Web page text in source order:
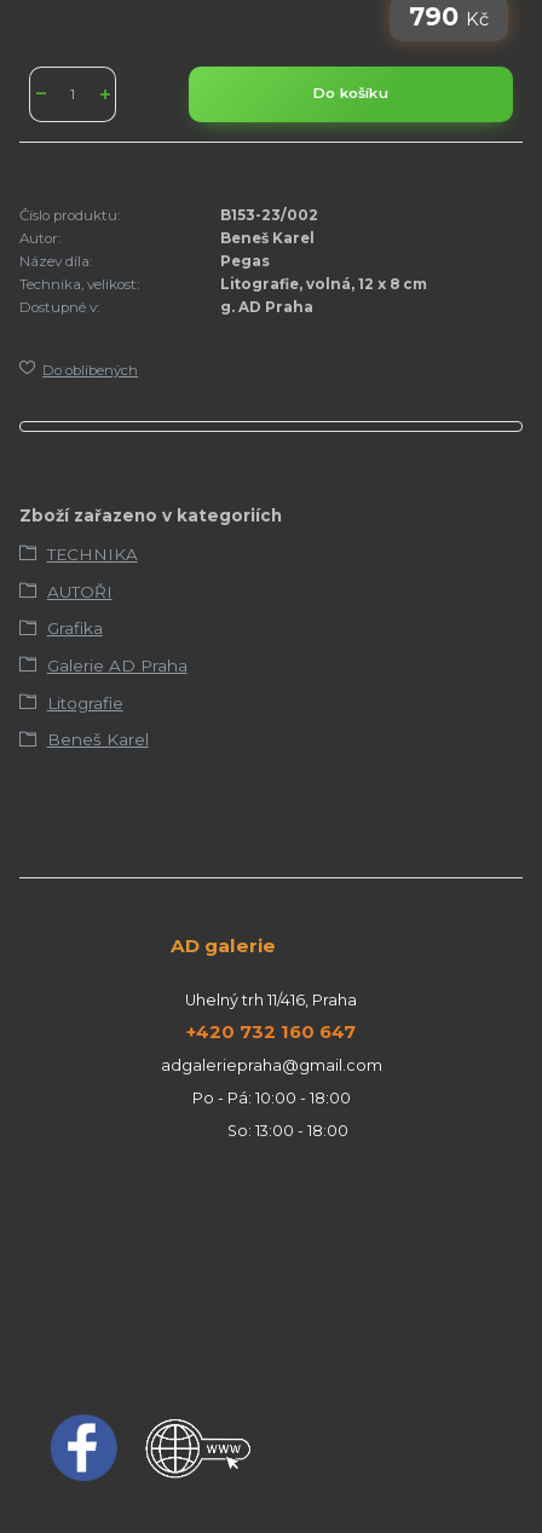
790 Kč
Do košíku
Číslo produktu:
B153-23/002
Autor:
Beneš Karel
Název díla:
Pegas
Technika, velikost:
Litografie, volná, 12 x 8 cm
Dostupné v:
g. AD Praha
Do oblíbených
Zboží zařazeno v kategoriích
TECHNIKA
AUTOŘI
Grafika
Galerie AD Praha
Litografie
Beneš Karel
AD galerie
Uhelný trh 11/416, Praha
+420 732 160 647
adgaleriepraha@gmail.com
Po - Pá: 10:00 - 18:00
So: 13:00 - 18:00